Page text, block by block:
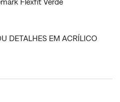
DETALHES EM ACRÍLICO